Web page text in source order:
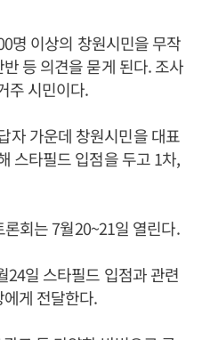
명 이상의 창원시민을 무작
등 의견을 묻게 된다. 조사
주 시민이다.
자 가운데 창원시민을 대표
스타필드 입점을 두고 1차,
회는 7월20~21일 열린다.
24일 스타필드 입점과 관련
게 전달한다.